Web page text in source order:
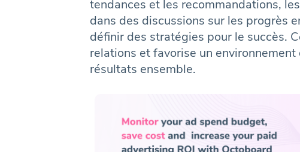
tendances et les recommandations,
dans des discussions sur les progrès
définir des stratégies pour le succès.
relations et favorise un
résultats ensemble.